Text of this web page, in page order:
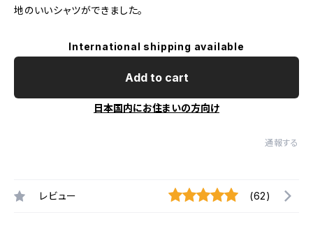
地のいいシャツができました。
International shipping available
Add to cart
日本国内にお住まいの方向け
通報する
レビュー (62)